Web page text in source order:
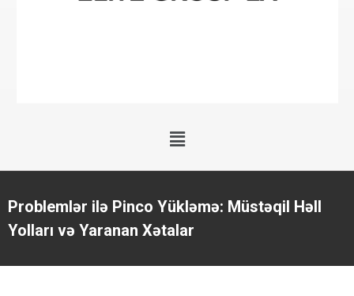
Problemlər ilə Pinco Yükləmə: Müstəqil Həll
Yolları və Yaranan Xətalar